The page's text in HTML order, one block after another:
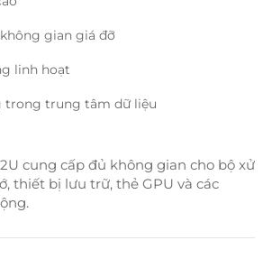
gian giá đỡ
linh hoạt
trong trung tâm dữ liệu
cung cấp đủ không gian cho bộ xử
thiết bị lưu trữ, thẻ GPU và các